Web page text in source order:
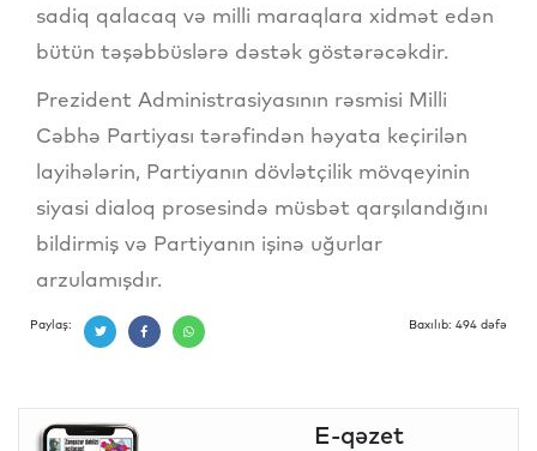
sadiq qalacaq və milli maraqlara xidmət edən
bütün təşəbbüslərə dəstək göstərəcəkdir.
Prezident Administrasiyasının rəsmisi Milli
Cəbhə Partiyası tərəfindən həyata keçirilən
layihələrin, Partiyanın dövlətçilik mövqeyinin
siyasi dialoq prosesində müsbət qarşılandığını
bildirmiş və Partiyanın işinə uğurlar
arzulamışdır.
Paylaş: Baxılıb: 494 dəfə
E-qəzet